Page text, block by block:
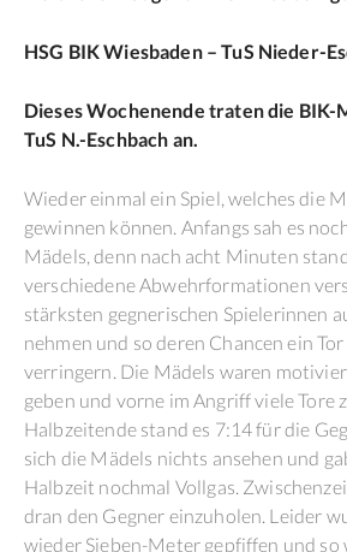
HSG BIK Wiesbaden – TuS Nieder-
Dieses Wochenende traten die BIK-
TuS N.-Eschbach an.
Wieder einmal ein Spiel, welches die
gewinnen können. Anfangs sah es
Mädels, denn nach acht Minuten
verschiedene Abwehrformationen
stärksten gegnerischen Spielerinnen
nehmen und so deren Chancen ein
verringern. Die Mädels waren
geben und vorne im Angriff viele Tore
Halbzeitende stand es 7:14 für die
sich die Mädels nichts ansehen und
Halbzeit nochmal Vollgas.
dran den Gegner einzuholen. Leider
wieder Sieben-Meter gepfiffen und so